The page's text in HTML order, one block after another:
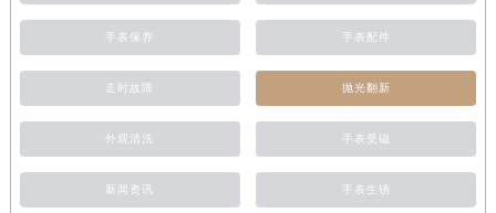
手表保养 手表配件
走时故障 抛光翻新
外观清洗 手表受磁
新闻资讯 手表生锈